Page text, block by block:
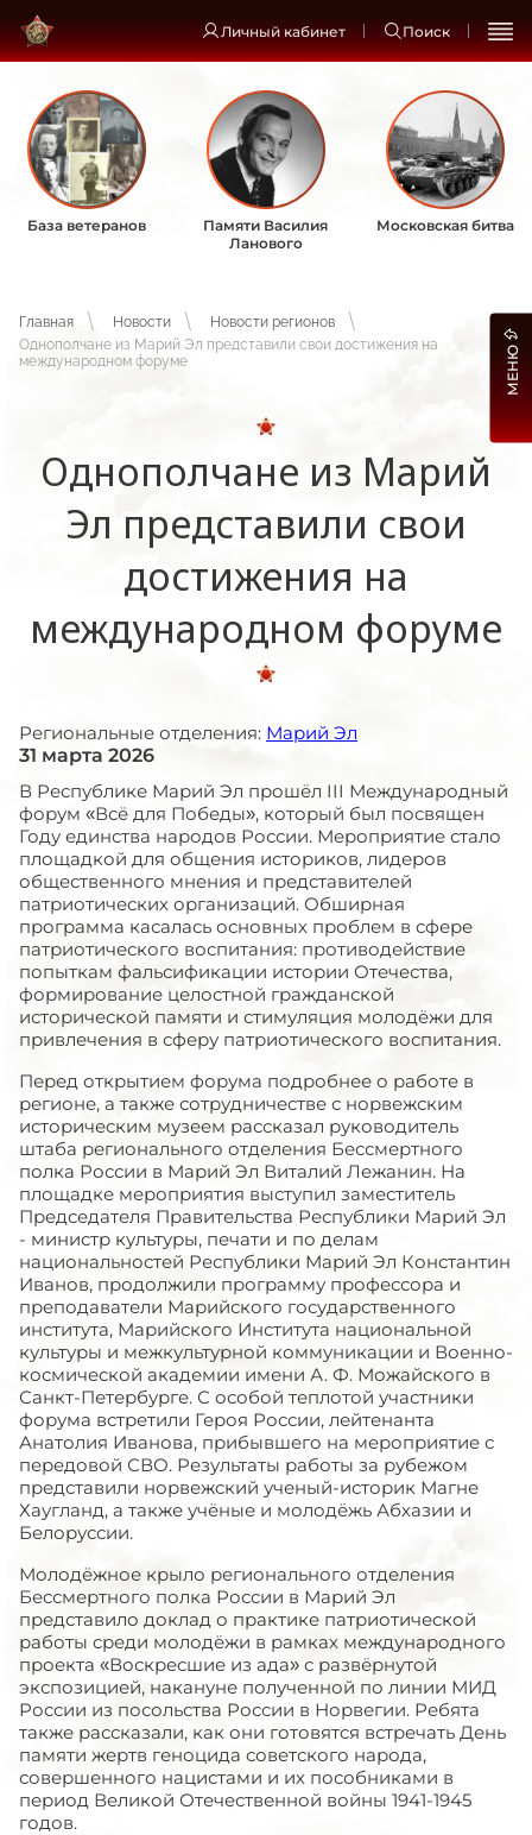
Личный кабинет Поиск
База ветеранов
Памяти Василия
Ланового
Московская битва
Главная Новости
Новости регионов
Однополчане из Марий Эл представили свои достижения на
международном форуме
Однополчане из Марий
Эл представили свои
достижения на
международном форуме
Региональные отделения: Марий Эл
31 марта 2026
В Республике Марий Эл прошёл III Международный
форум «Всё для Победы», который был посвящен
Году единства народов России. Мероприятие стало
площадкой для общения историков, лидеров
общественного мнения и представителей
патриотических организаций. Обширная
программа касалась основных проблем в сфере
патриотического воспитания: противодействие
попыткам фальсификации истории Отечества,
формирование целостной гражданской
исторической памяти и стимуляция молодёжи для
привлечения в сферу патриотического воспитания.
Перед открытием форума подробнее о работе в
регионе, а также сотрудничестве с норвежским
историческим музеем рассказал руководитель
штаба регионального отделения Бессмертного
полка России в Марий Эл Виталий Лежанин. На
площадке мероприятия выступил заместитель
Председателя Правительства Республики Марий Эл
- министр культуры, печати и по делам
национальностей Республики Марий Эл Константин
Иванов, продолжили программу профессора и
преподаватели Марийского государственного
института, Марийского Института национальной
культуры и межкультурной коммуникации и Военно-
космической академии имени А. Ф. Можайского в
Санкт-Петербурге. С особой теплотой участники
форума встретили Героя России, лейтенанта
Анатолия Иванова, прибывшего на мероприятие с
передовой СВО. Результаты работы за рубежом
представили норвежский ученый-историк Магне
Хаугланд, а также учёные и молодёжь Абхазии и
Белоруссии.
Молодёжное крыло регионального отделения
Бессмертного полка России в Марий Эл
представило доклад о практике патриотической
работы среди молодёжи в рамках международного
проекта «Воскресшие из ада» с развёрнутой
экспозицией, накануне полученной по линии МИД
России из посольства России в Норвегии. Ребята
также рассказали, как они готовятся встречать День
памяти жертв геноцида советского народа,
совершенного нацистами и их пособниками в
период Великой Отечественной войны 1941-1945
годов.
МЕНЮ